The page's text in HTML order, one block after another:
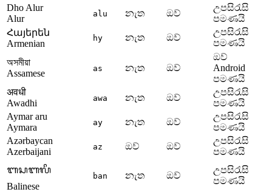
Dho Alur
Alur
alu නැත ඔව්
උපසිරැසි
පමණයි
Հայերեն
Armenian
hy නැත ඔව්
උපසිරැසි
පමණයි
অসমীয়া
Assamese
as නැත ඔව්
ඔව්
Android
පමණයි
अवधी
Awadhi
awa නැත ඔව්
උපසිරැසි
පමණයි
Aymar aru
Aymara
ay නැත ඔව්
උපසිරැසි
පමණයි
Azərbaycan
Azerbaijani
az ඔව් ඔව්
උපසිරැසි
පමණයි
ᬩᬲᬩᬮᬶ
Balinese
ban නැත ඔව්
උපසිරැසි
පමණයි